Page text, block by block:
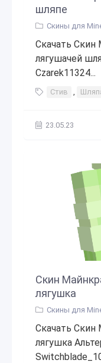
шляпе
Скины для
Скачать Скин
лягушачей
Czarek11324...
Стив ,
23.05.23
Скин
лягушка
Скины для
Скачать Скин
лягушка